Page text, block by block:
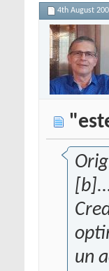
4th August
un